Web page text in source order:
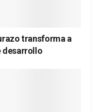
transforma a
desarrollo